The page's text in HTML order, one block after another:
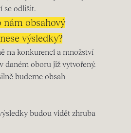
se odlišit.
nám obsahový
výsledky?
na konkurenci a množství
daném oboru již vytvořený.
budeme obsah
budou vidět zhruba